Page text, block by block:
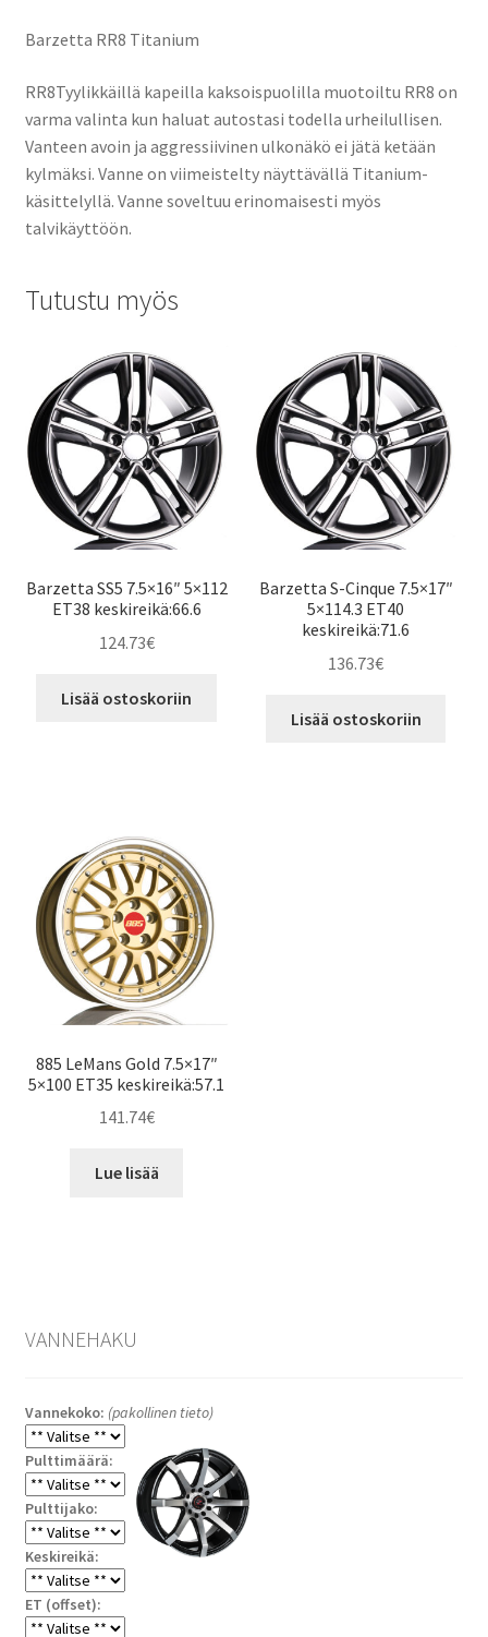
Barzetta RR8 Titanium
RR8Tyylikkäillä kapeilla kaksoispuolilla muotoiltu RR8 on
varma valinta kun haluat autostasi todella urheilullisen.
Vanteen avoin ja aggressiivinen ulkonäkö ei jätä ketään
kylmäksi. Vanne on viimeistelty näyttävällä Titanium-
käsittelyllä. Vanne soveltuu erinomaisesti myös
talvikäyttöön.
Tutustu myös
Barzetta SS5 7.5×16″ 5×112
ET38 keskireikä:66.6
124.73€
Lisää ostoskoriin
Barzetta S-Cinque 7.5×17″
5×114.3 ET40
keskireikä:71.6
136.73€
Lisää ostoskoriin
885 LeMans Gold 7.5×17″
5×100 ET35 keskireikä:57.1
141.74€
Lue lisää
VANNEHAKU
Vannekoko: (pakollinen tieto)
Pulttimäärä:
Pulttijako:
Keskireikä:
ET (offset):